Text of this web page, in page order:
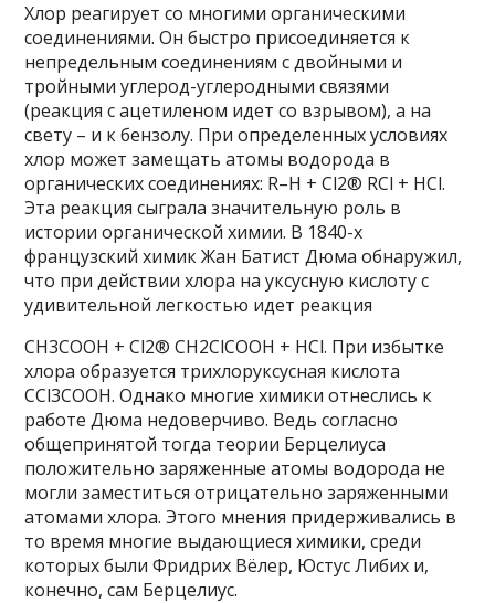
Хлор реагирует со многими органическими
соединениями. Он быстро присоединяется к
непредельным соединениям с двойными и
тройными углерод-углеродными связями
(реакция с ацетиленом идет со взрывом), а на
свету – и к бензолу. При определенных условиях
хлор может замещать атомы водорода в
органических соединениях: R–H + Cl2® RCl + HCl.
Эта реакция сыграла значительную роль в
истории органической химии. В 1840-х
французский химик Жан Батист Дюма обнаружил,
что при действии хлора на уксусную кислоту с
удивительной легкостью идет реакция
СН3СООН + Cl2® CH2ClCOOH + HCl. При избытке
хлора образуется трихлоруксусная кислота
ССl3СООН. Однако многие химики отнеслись к
работе Дюма недоверчиво. Ведь согласно
общепринятой тогда теории Берцелиуса
положительно заряженные атомы водорода не
могли заместиться отрицательно заряженными
атомами хлора. Этого мнения придерживались в
то время многие выдающиеся химики, среди
которых были Фридрих Вёлер, Юстус Либих и,
конечно, сам Берцелиус.